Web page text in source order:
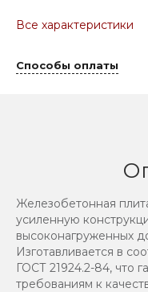
Все характеристики
Способы оплаты
Железобетонная
усиленную
высоконагруженных
Изготавливается в
ГОСТ 21924.2-84, что
требованиям к